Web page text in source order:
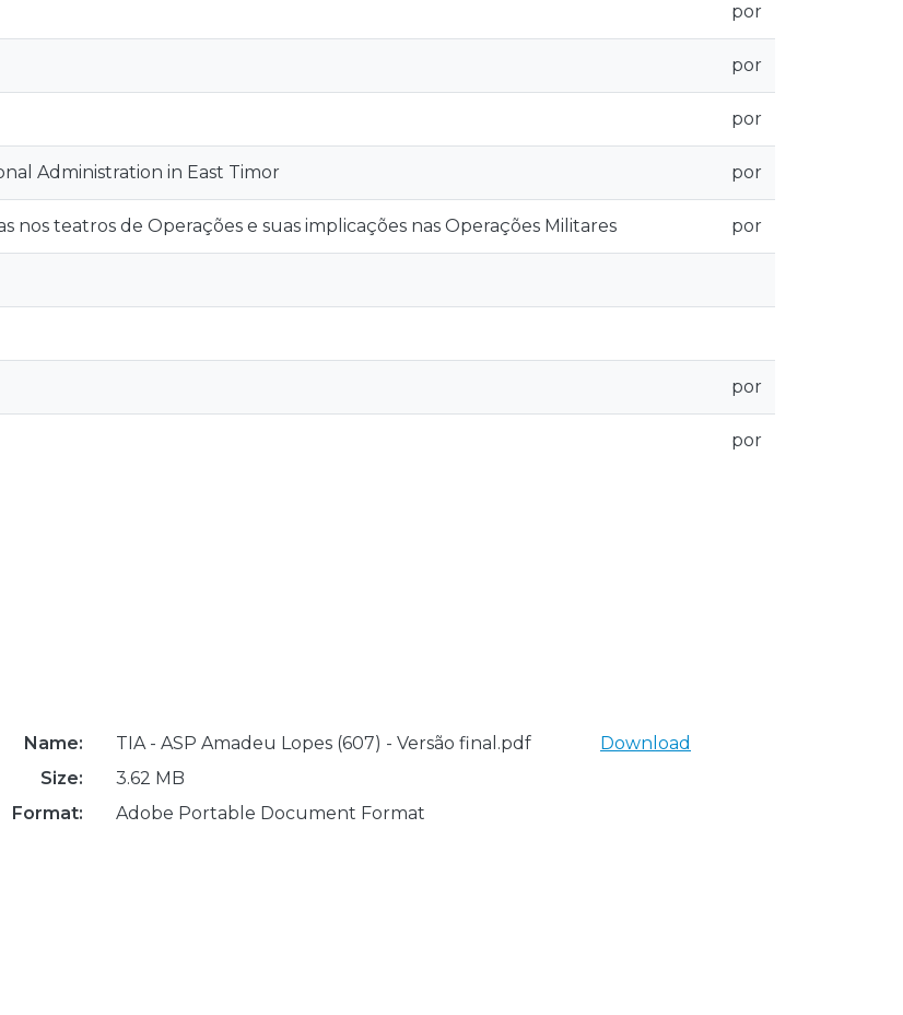
por
por
por
Administration in East Timor por
nos teatros de Operações e suas implicações nas Operações Militares por
por
por
Name:
TIA - ASP Amadeu Lopes (607) - Versão final.pdf
Size:
3.62 MB
Format:
Adobe Portable Document Format
Download